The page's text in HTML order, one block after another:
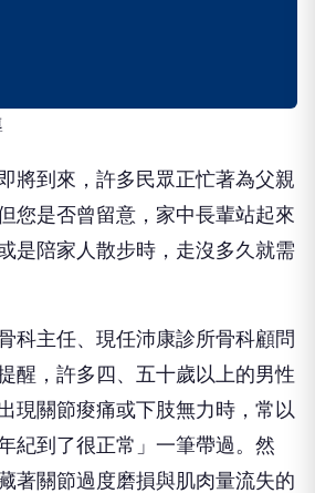
將到來，許多民眾正忙著為父親
您是否曾留意，家中長輩站起來
是陪家人散步時，走沒多久就需
科主任、現任沛康診所骨科顧問
醒，許多四、五十歲以上的男性
現關節痠痛或下肢無力時，常以
紀到了很正常」一筆帶過。然
著關節過度磨損與肌肉量流失的